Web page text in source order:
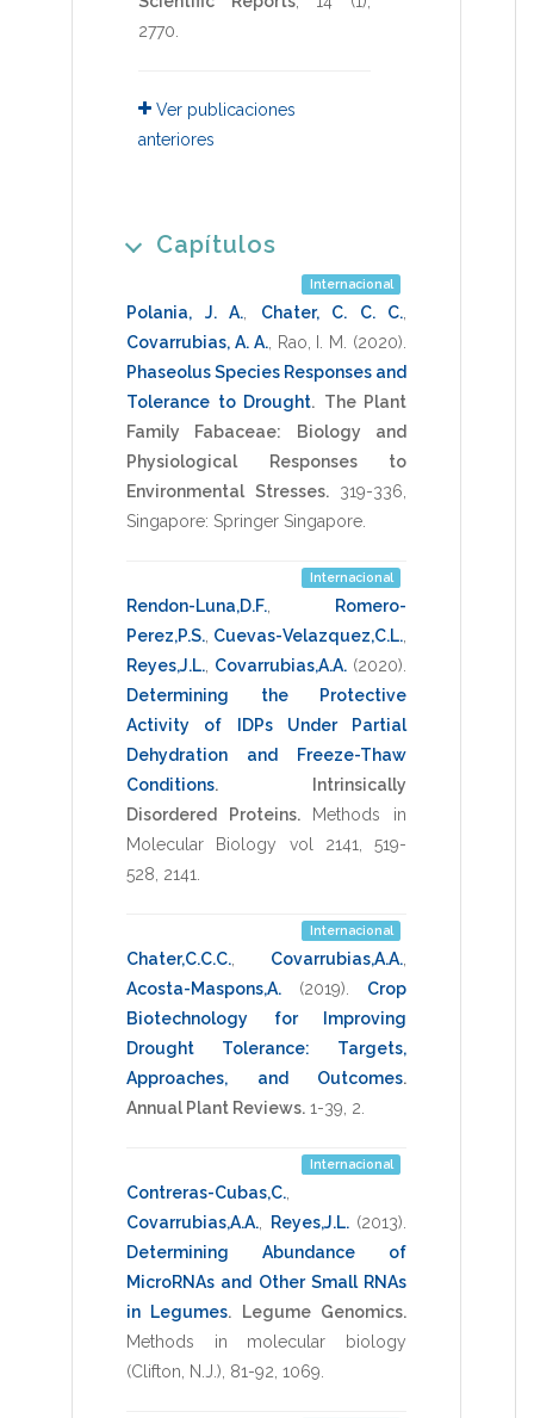
2770
Ver publicaciones
anteriores
Capítulos
Internacional
Polania, J. A. Chater, C. C. C.
Covarrubias, A. A., Rao, I. M. (2020)
Phaseolus Species Responses and
Tolerance to Drought. The Plant
Family Fabaceae: Biology and
Physiological Responses to
Environmental Stresses.
319-336
Singapore: Springer Singapore
Internacional
Rendon-Luna,D.F.
Romero-
Perez,P.S. Cuevas-Velazquez,C.L.
Reyes,J.L. Covarrubias,A.A. (2020)
Determining the Protective
Activity of IDPs Under Partial
Dehydration and Freeze-Thaw
Conditions.
Intrinsically
Disordered Proteins.
Methods in
Molecular Biology vol 2141
519-
528 2141
Internacional
Chater,C.C.C. Covarrubias,A.A.
Acosta-Maspons,A.
(2019)
Crop
Biotechnology for Improving
Drought Tolerance: Targets,
Approaches, and Outcomes.
Annual Plant Reviews. 1-39 2
Internacional
Contreras-Cubas,C.
Covarrubias,A.A.
Reyes,J.L. (2013)
Determining Abundance of
MicroRNAs and Other Small RNAs
in Legumes.
Legume Genomics.
Methods in molecular biology
(Clifton, N.J.) 81-92 1069